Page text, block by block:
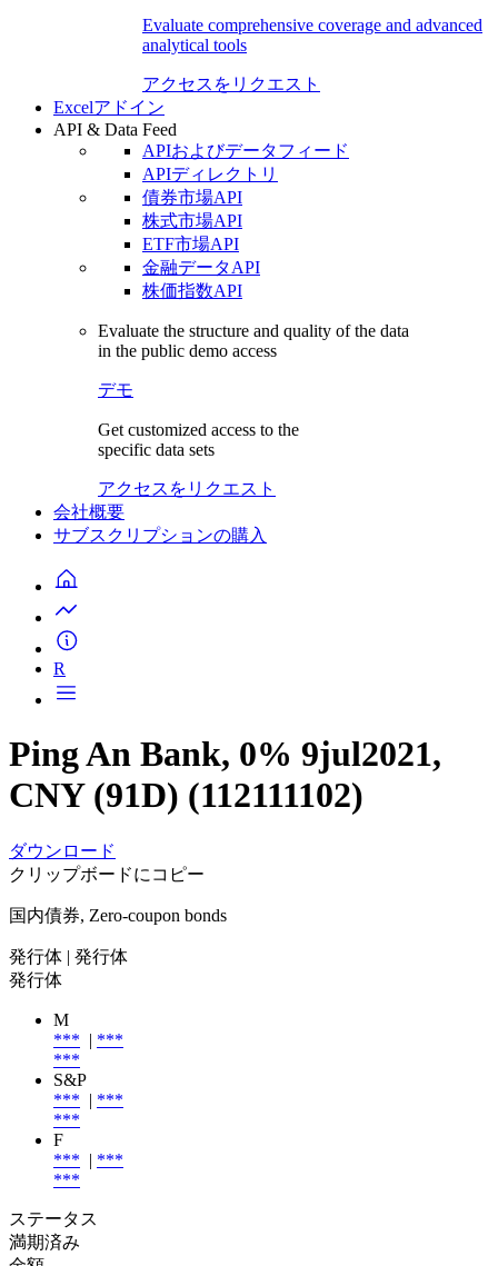
Evaluate comprehensive coverage and advanced
analytical tools
アクセスをリクエスト
Excelアドイン
API & Data Feed
APIおよびデータフィード
APIディレクトリ
債券市場API
株式市場API
ETF市場API
金融データAPI
株価指数API
Evaluate the structure and quality of the data
in the public demo access
デモ
Get customized access to the
specific data sets
アクセスをリクエスト
会社概要
サブスクリプションの購入
R
Ping An Bank, 0% 9jul2021,
CNY (91D) (112111102)
ダウンロード
クリップボードにコピー
国内債券, Zero-coupon bonds
発行体 | 発行体
発行体
M
*** | ***
***
S&P
*** | ***
***
F
*** | ***
***
ステータス
満期済み